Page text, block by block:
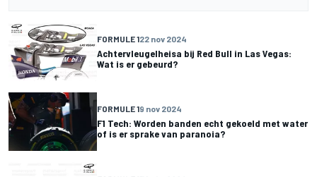
FORMULE 122 nov 2024
Achtervleugelheisa bij Red Bull in Las Vegas:
Wat is er gebeurd?
FORMULE 19 nov 2024
F1 Tech: Worden banden echt gekoeld met water
of is er sprake van paranoia?